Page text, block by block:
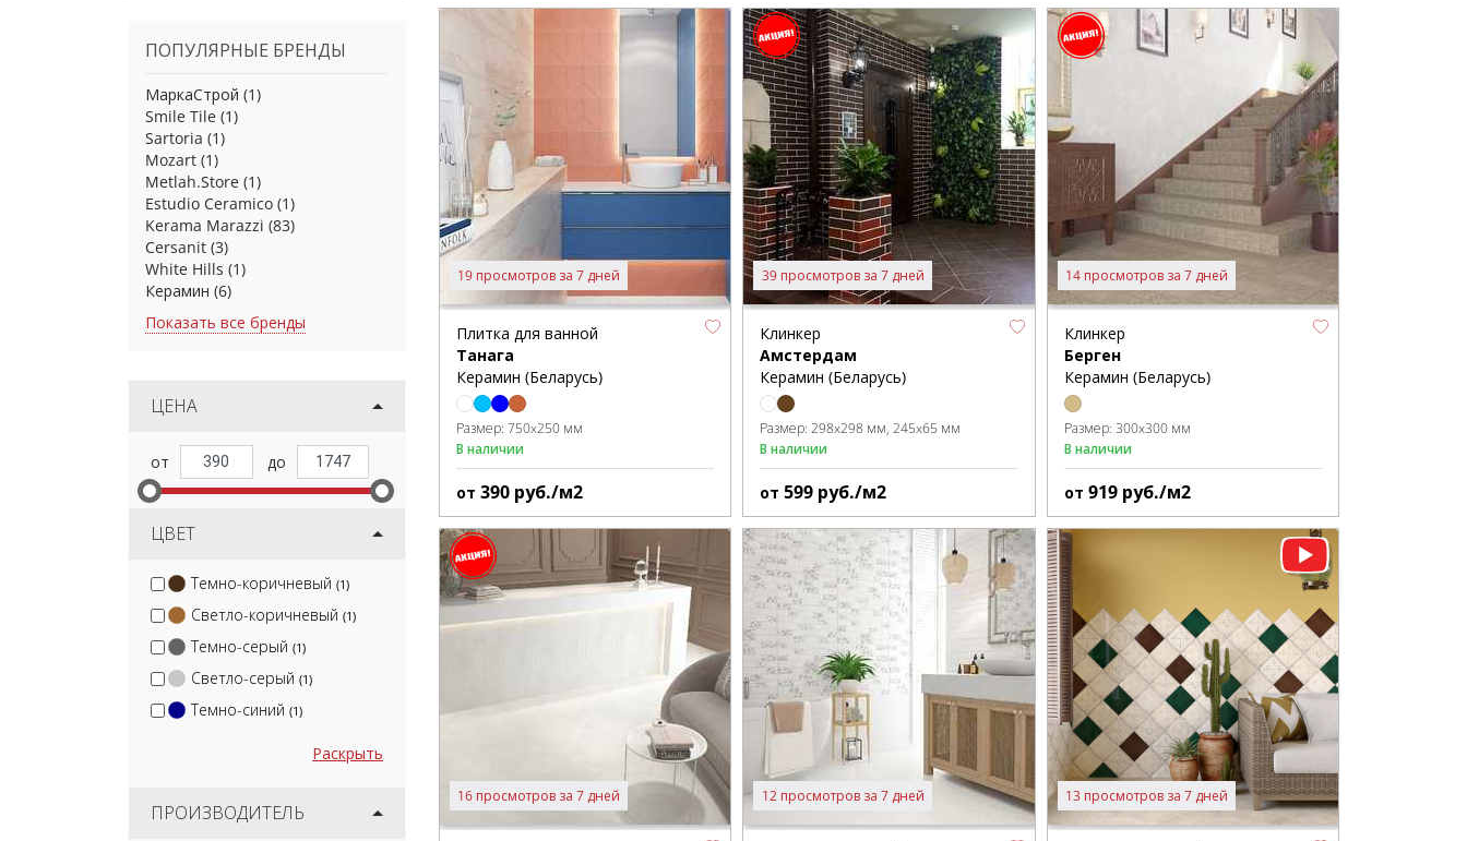
ПОПУЛЯРНЫЕ БРЕНДЫ
МаркаСтрой (1)
Smile Tile (1)
Sartoria (1)
Mozart (1)
Metlah.Store (1)
Estudio Ceramico (1)
Kerama Marazzi (83)
Cersanit (3)
White Hills (1)
Керамин (6)
Показать все бренды
ЦЕНА
ЦВЕТ
Темно-коричневый (1)
Светло-коричневый (1)
Темно-серый (1)
Светло-серый (1)
Темно-синий (1)
Раскрыть
ПРОИЗВОДИТЕЛЬ
19 просмотров за 7 дней
Плитка для ванной
Танага
Керамин (Беларусь)
Размер: 750x250 мм
В наличии
от 390 руб./м2
39 просмотров за 7 дней
Клинкер
Амстердам
Керамин (Беларусь)
Размер:298x298 мм 245x65 мм
В наличии
от599 руб./м2
14 просмотров за 7 дней
Клинкер
Берген
Керамин (Беларусь)
Размер: 300x300 мм
В наличии
от 919 руб./м2
16 просмотров за 7 дней 12 просмотров за 7 дней 13 просмотров за 7 дней